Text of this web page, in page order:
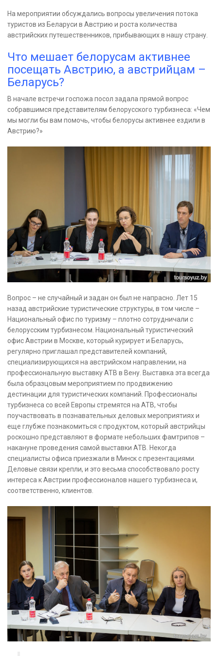
На мероприятии обсуждались вопросы увеличения потока
туристов из Беларуси в Австрию и роста количества
австрийских путешественников, прибывающих в нашу страну.
Что мешает белорусам активнее
посещать Австрию, а австрийцам –
Беларусь?
В начале встречи госпожа посол задала прямой вопрос
собравшимся представителям белорусского турбизнеса: «Чем
мы могли бы вам помочь, чтобы белорусы активнее ездили в
Австрию?»
Вопрос – не случайный и задан он был не напрасно. Лет 15
назад австрийские туристические структуры, в том числе –
Национальный офис по туризму – плотно сотрудничали с
белорусским турбизнесом. Национальный туристический
офис Австрии в Москве, который курирует и Беларусь,
регулярно приглашал представителей компаний,
специализирующихся на австрийском направлении, на
профессиональную выставку ATB в Вену. Выставка эта всегда
была образцовым мероприятием по продвижению
дестинации для туристических компаний. Профессионалы
турбизнеса со всей Европы стремятся на ATB, чтобы
поучаствовать в познавательных деловых мероприятиях и
еще глубже познакомиться с продуктом, который австрийцы
роскошно представляют в формате небольших фамтрипов –
накануне проведения самой выставки ATB. Некогда
специалисты офиса приезжали в Минск с презентациями.
Деловые связи крепли, и это весьма способствовало росту
интереса к Австрии профессионалов нашего турбизнеса и,
соответственно, клиентов.